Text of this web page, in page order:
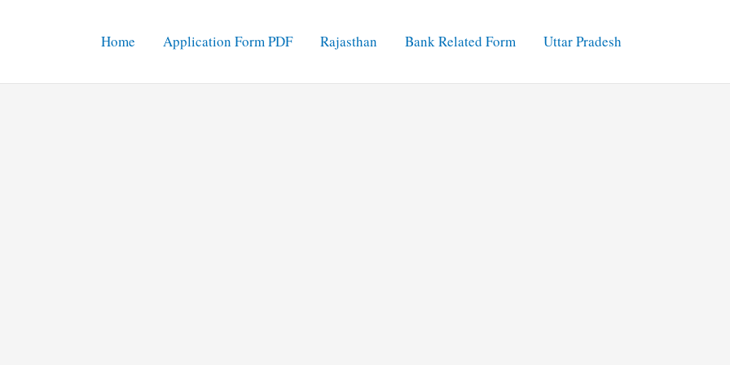
Home Application Form PDF Rajasthan Bank Related Form Uttar Pradesh